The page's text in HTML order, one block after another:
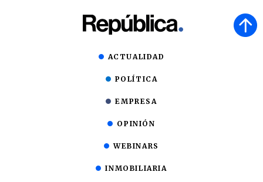
ACTUALIDAD
POLÍTICA
EMPRESA
OPINIÓN
WEBINARS
INMOBILIARIA